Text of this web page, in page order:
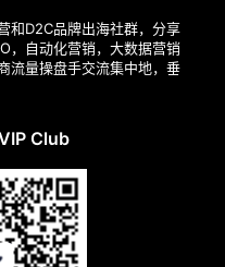
和D2C品牌出海社群，分享
，自动化营销，大数据营销
流量操盘手交流集中地，垂
Club